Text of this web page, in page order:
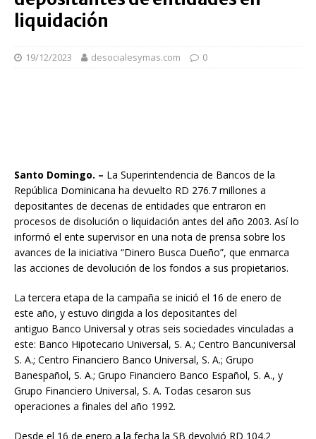
liquidación
19/12/2023 desocialesymas.com 0
Santo Domingo. – La Superintendencia de Bancos de la
República Dominicana ha devuelto RD 276.7 millones a
depositantes de decenas de entidades que entraron en
procesos de disolución o liquidación antes del año 2003. Así lo
informó el ente supervisor en una nota de prensa sobre los
avances de la iniciativa “Dinero Busca Dueño”, que enmarca
las acciones de devolución de los fondos a sus propietarios.
La tercera etapa de la campaña se inició el 16 de enero de
este año, y estuvo dirigida a los depositantes del
antiguo Banco Universal y otras seis sociedades vinculadas a
este: Banco Hipotecario Universal, S. A.; Centro Bancuniversal
S. A.; Centro Financiero Banco Universal, S. A.; Grupo
Banespañol, S. A.; Grupo Financiero Banco Español, S. A., y
Grupo Financiero Universal, S. A. Todas cesaron sus
operaciones a finales del año 1992.
Desde el 16 de enero a la fecha la SB devolvió RD 104.2